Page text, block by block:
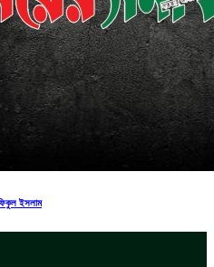
ইসলাম